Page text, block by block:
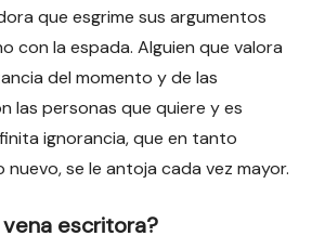
que esgrime sus argumentos
con la espada. Alguien que valora
del momento y de las
las personas que quiere y es
ignorancia, que en tanto
se le antoja cada vez mayor.
escritora?